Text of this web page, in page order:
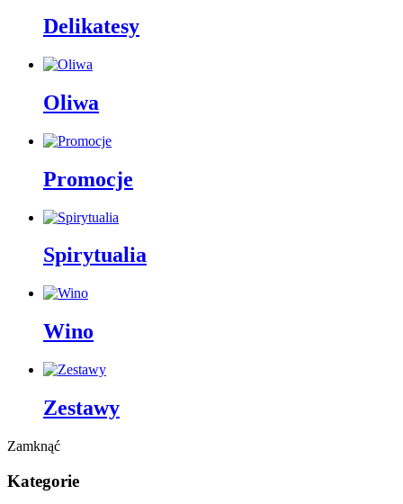
Delikatesy
Oliwa
Promocje
Spirytualia
Wino
Zestawy
Zamknąć
Kategorie